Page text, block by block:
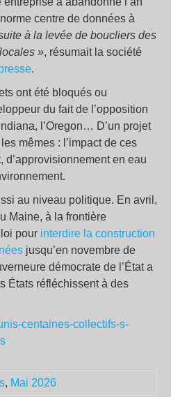
centre de données à
à la levée de boucliers des
», résumait la société
.
ont été bloqués ou
du fait de l’opposition
l’Oregon… D’un projet
mêmes : l’impact de ces
d’approvisionnement en eau
au niveau politique. En avril,
Maine, à la frontière
pour interdire la construction
jusqu’en novembre de
démocrate de l’État a
États réfléchissent à des
centaines-collectifs-s-
, Mai 2026